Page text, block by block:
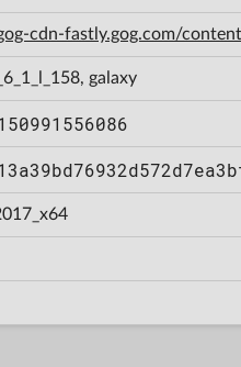
cdn-fastly.gog.com/
galaxy